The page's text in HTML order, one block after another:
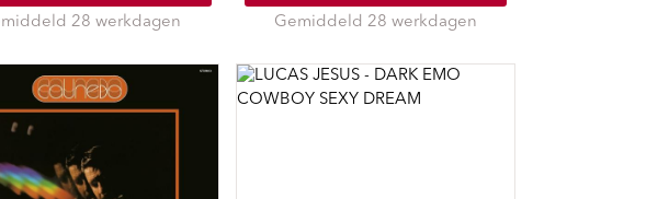
28 werkdagen Gemiddeld 28 werkdagen